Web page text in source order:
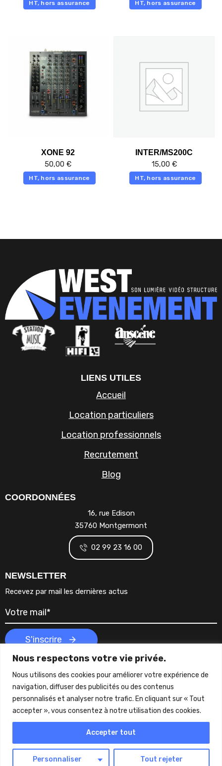
Nous respectons votre vie privée.
Nous utilisons des cookies pour améliorer votre expérience de
navigation, diffuser des publicités ou des contenus
personnalisés et analyser notre trafic. En cliquant sur « Tout
accepter », vous consentez à notre utilisation des cookies.
Personnaliser Tout rejeter
Accepter tout
HT, hors assurance HT, hors assurance
XONE 92
50,00 €
HT, hors assurance
INTER/MS200C
15,00 €
HT, hors assurance
LIENS UTILES
Accueil
Location particuliers
Location professionnels
Recrutement
Blog
COORDONNÉES
16, rue Edison
35760 Montgermont
02 99 23 16 00
NEWSLETTER
Recevez par mail les dernières actus
S'inscrire
Mentions légales—Politique de confidentialité—Plan de